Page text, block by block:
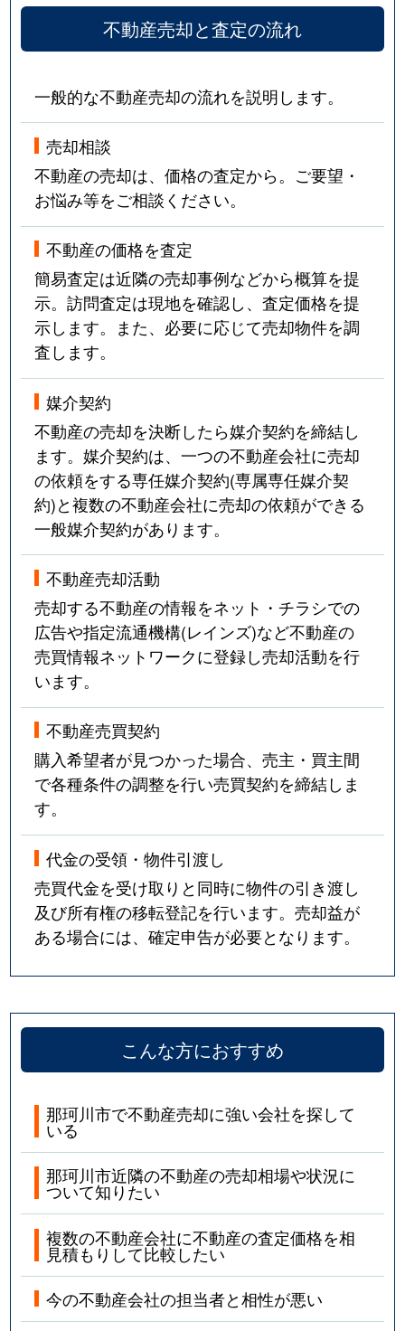
不動産売却と査定の流れ
一般的な不動産売却の流れを説明します。
売却相談
不動産の売却は、価格の査定から。ご要望・
お悩み等をご相談ください。
不動産の価格を査定
簡易査定は近隣の売却事例などから概算を提
示。訪問査定は現地を確認し、査定価格を提
示します。また、必要に応じて売却物件を調
査します。
媒介契約
不動産の売却を決断したら媒介契約を締結し
ます。媒介契約は、一つの不動産会社に売却
の依頼をする専任媒介契約(専属専任媒介契
約)と複数の不動産会社に売却の依頼ができる
一般媒介契約があります。
不動産売却活動
売却する不動産の情報をネット・チラシでの
広告や指定流通機構(レインズ)など不動産の
売買情報ネットワークに登録し売却活動を行
います。
不動産売買契約
購入希望者が見つかった場合、売主・買主間
で各種条件の調整を行い売買契約を締結しま
す。
代金の受領・物件引渡し
売買代金を受け取りと同時に物件の引き渡し
及び所有権の移転登記を行います。売却益が
ある場合には、確定申告が必要となります。
こんな方におすすめ
那珂川市で不動産売却に強い会社を探して
いる
那珂川市近隣の不動産の売却相場や状況に
ついて知りたい
複数の不動産会社に不動産の査定価格を相
見積もりして比較したい
今の不動産会社の担当者と相性が悪い